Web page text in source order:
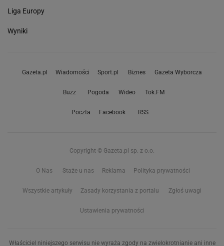
Liga Europy
Wyniki
Gazeta.pl Wiadomości Sport.pl Biznes Gazeta Wyborcza
Buzz Pogoda Wideo Tok.FM
Poczta Facebook RSS
Copyright © Gazeta.pl sp. z o.o.
O Nas Staże u nas Reklama Polityka prywatności
Wszystkie artykuły Zasady korzystania z portalu Zgłoś uwagi
Ustawienia prywatności
Właściciel niniejszego serwisu nie wyraża zgody na zwielokrotnianie ani inne